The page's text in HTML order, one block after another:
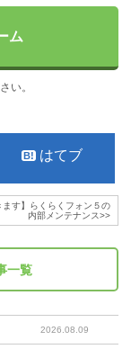
ム
い。
はてブ
ます】らくらくフォン５の
内部メンテナンス>>
一覧
2026.08.09